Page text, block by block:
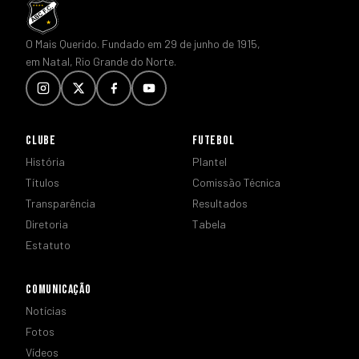
O Mais Querido. Fundado em 29 de junho de 1915,
em Natal, Rio Grande do Norte.
CLUBE
História
Títulos
Transparência
Diretoria
Estatuto
FUTEBOL
Plantel
Comissão Técnica
Resultados
Tabela
COMUNICAÇÃO
Notícias
Fotos
Vídeos